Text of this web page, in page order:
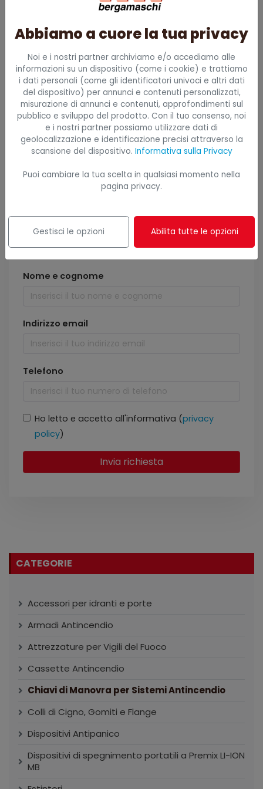
CATEGORIE
Accessori per idranti e porte
Armadi Antincendio
Attrezzature per Vigili del Fuoco
Cassette Antincendio
Chiavi di Manovra per Sistemi Antincendio
Colli di Cigno, Gomiti e Flange
Dispositivi Antipanico
Dispositivi di spegnimento portatili a Premix LI-ION
MB
Richiesta
Ragione sociale azienda
Città
Nome e cognome
Indirizzo email
Telefono
Ho letto e accetto all'informativa (privacy
policy)
Invia richiesta
Abbiamo a cuore la tua privacy
Noi e i nostri partner archiviamo e/o accediamo alle
informazioni su un dispositivo (come i cookie) e trattiamo
i dati personali (come gli identificatori univoci e altri dati
del dispositivo) per annunci e contenuti personalizzati,
misurazione di annunci e contenuti, approfondimenti sul
pubblico e sviluppo del prodotto. Con il tuo consenso, noi
e i nostri partner possiamo utilizzare dati di
geolocalizzazione e identificazione precisi attraverso la
scansione del dispositivo. Informativa sulla Privacy
Puoi cambiare la tua scelta in qualsiasi momento nella
pagina privacy.
Gestisci le opzioni Abilita tutte le opzioni